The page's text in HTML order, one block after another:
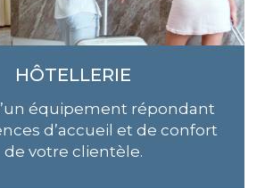
HÔTELLERIE
équipement répondant
d’accueil et de confort
de votre clientèle.